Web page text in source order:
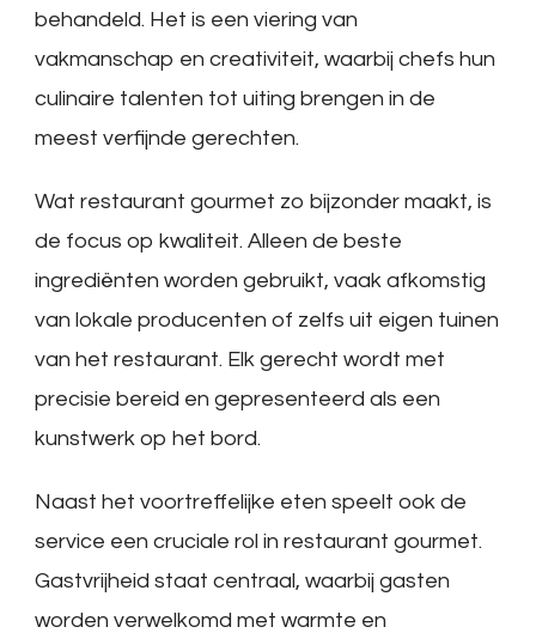
behandeld. Het is een viering van
vakmanschap en creativiteit, waarbij chefs hun
culinaire talenten tot uiting brengen in de
meest verfijnde gerechten.
Wat restaurant gourmet zo bijzonder maakt, is
de focus op kwaliteit. Alleen de beste
ingrediënten worden gebruikt, vaak afkomstig
van lokale producenten of zelfs uit eigen tuinen
van het restaurant. Elk gerecht wordt met
precisie bereid en gepresenteerd als een
kunstwerk op het bord.
Naast het voortreffelijke eten speelt ook de
service een cruciale rol in restaurant gourmet.
Gastvrijheid staat centraal, waarbij gasten
worden verwelkomd met warmte en